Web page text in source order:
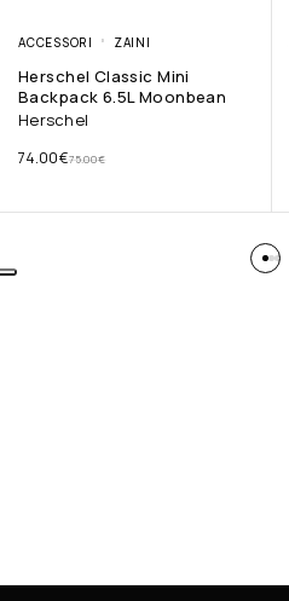
ACCESSORI ZAINI
Herschel Classic Mini
Backpack 6.5L Moonbean
Herschel
75.00€
74.00€